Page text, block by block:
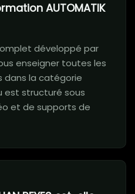
AUTOMATIK
développé par
enseigner toutes les
dans la catégorie
est structuré sous
et de supports de